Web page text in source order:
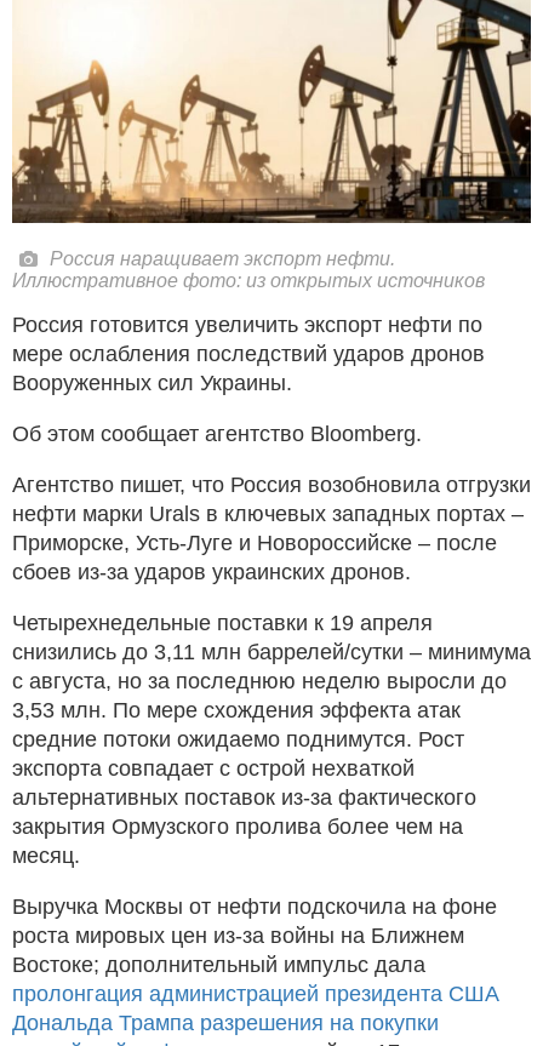
Россия наращивает экспорт нефти.
Иллюстративное фото: из открытых источников
Россия готовится увеличить экспорт нефти по
мере ослабления последствий ударов дронов
Вооруженных сил Украины.
Об этом сообщает агентство Bloomberg.
Агентство пишет, что Россия возобновила отгрузки
нефти марки Urals в ключевых западных портах –
Приморске, Усть-Луге и Новороссийске – после
сбоев из‑за ударов украинских дронов.
Четырехнедельные поставки к 19 апреля
снизились до 3,11 млн баррелей/сутки – минимума
с августа, но за последнюю неделю выросли до
3,53 млн. По мере схождения эффекта атак
средние потоки ожидаемо поднимутся. Рост
экспорта совпадает с острой нехваткой
альтернативных поставок из‑за фактического
закрытия Ормузского пролива более чем на
месяц.
Выручка Москвы от нефти подскочила на фоне
роста мировых цен из‑за войны на Ближнем
Востоке; дополнительный импульс дала
пролонгация администрацией президента США
Дональда Трампа разрешения на покупки